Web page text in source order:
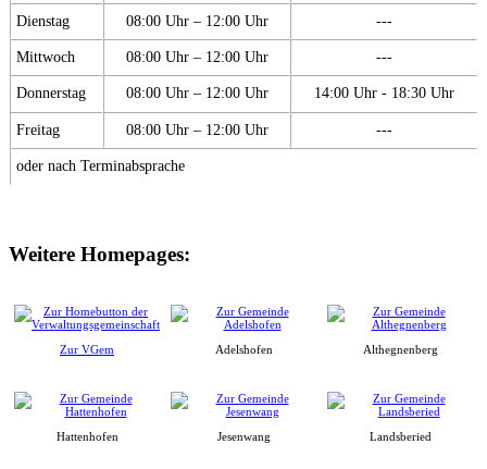
Dienstag 08:00 Uhr – 12:00 Uhr ---
Mittwoch 08:00 Uhr – 12:00 Uhr ---
Donnerstag 08:00 Uhr – 12:00 Uhr 14:00 Uhr - 18:30 Uhr
Freitag 08:00 Uhr – 12:00 Uhr ---
oder nach Terminabsprache
Weitere Homepages:
Zur VGem Adelshofen Althegnenberg
Hattenhofen Jesenwang Landsberied